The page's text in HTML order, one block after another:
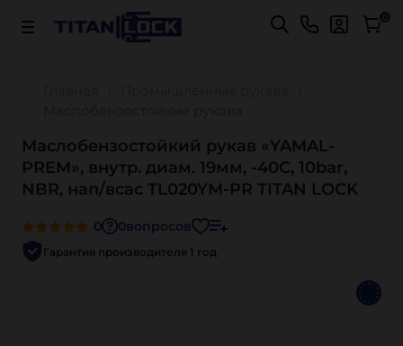
Важно! Для оплаты заказов Подробнее 0
Маслобензостойкий рукав «YAMAL-
PREM», внутр. диам. 19мм, -40C, 10bar,
NBR, нап/всас TL020YM-PR TITAN LOCK
0 0вопросов
Гарантия производителя 1 год